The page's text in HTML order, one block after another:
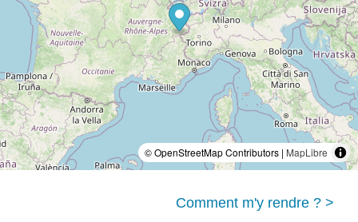
© OpenStreetMap Contributors | MapLibre
Comment m'y rendre ? >